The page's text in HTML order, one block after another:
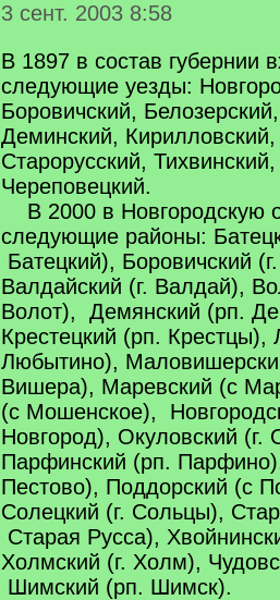
3 сент. 2003 8:58
В 1897 в состав губернии
следующие уезды:
Боровичский,
Деминский, Кирилловский,
Старорусский,
Череповецкий.
В 2000 в Новгородскую
следующие районы:
Батецкий), Боровичский
Валдайский (г. Валдай),
Волот), Демянский (рп.
Крестецкий (рп. Крестцы),
Любытино),
Вишера), Маревский (с
(с Мошенское),
Новгород), Окуловский (г.
Парфинский (рп.
Пестово), Поддорский (с
Солецкий (г. Сольцы),
Старая Русса),
Холмский (г. Холм),
Шимский (рп. Шимск).